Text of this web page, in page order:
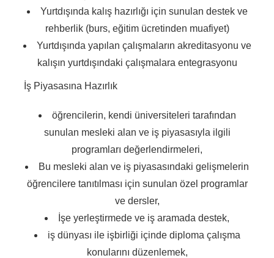
Yurtdışında kalış hazırlığı için sunulan destek ve
rehberlik (burs, eğitim ücretinden muafiyet)
Yurtdışında yapılan çalışmaların akreditasyonu ve
kalışın yurtdışındaki çalışmalara entegrasyonu
İş Piyasasına Hazırlık
öğrencilerin, kendi üniversiteleri tarafından
sunulan mesleki alan ve iş piyasasıyla ilgili
programları değerlendirmeleri,
Bu mesleki alan ve iş piyasasındaki gelişmelerin
öğrencilere tanıtılması için sunulan özel programlar
ve dersler,
İşe yerleştirmede ve iş aramada destek,
iş dünyası ile işbirliği içinde diploma çalışma
konularını düzenlemek,